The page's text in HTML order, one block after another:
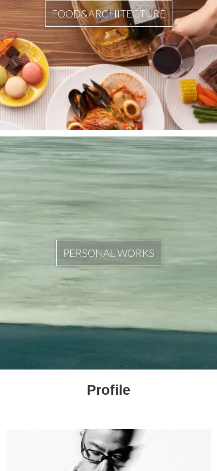
FOOD&ARCHITECTURE
PERSONAL WORKS
Profile